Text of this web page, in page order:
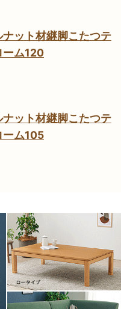
ット材継脚こたつテ
ム120
ット材継脚こたつテ
ム105